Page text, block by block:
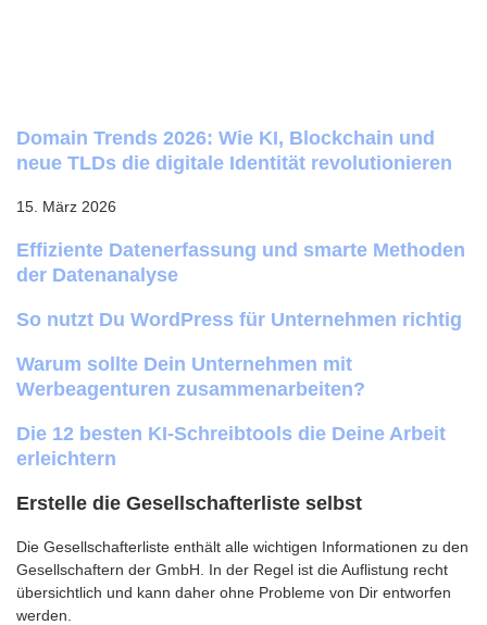
Domain Trends 2026: Wie KI, Blockchain und
neue TLDs die digitale Identität revolutionieren
15. März 2026
Effiziente Datenerfassung und smarte Methoden
der Datenanalyse
So nutzt Du WordPress für Unternehmen richtig
Warum sollte Dein Unternehmen mit
Werbeagenturen zusammenarbeiten?
Die 12 besten KI-Schreibtools die Deine Arbeit
erleichtern
Erstelle die Gesellschafterliste selbst
Die Gesellschafterliste enthält alle wichtigen Informationen zu den
Gesellschaftern der GmbH. In der Regel ist die Auflistung recht
übersichtlich und kann daher ohne Probleme von Dir entworfen
werden.